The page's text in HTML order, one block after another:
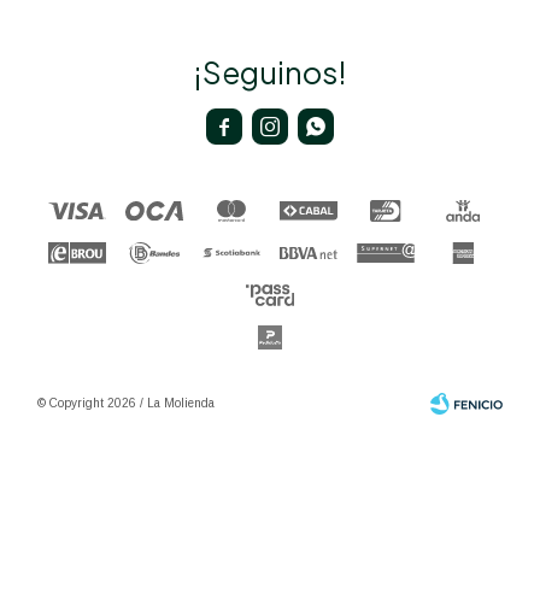
¡Seguinos!
  
© Copyright 2026 / La Molienda